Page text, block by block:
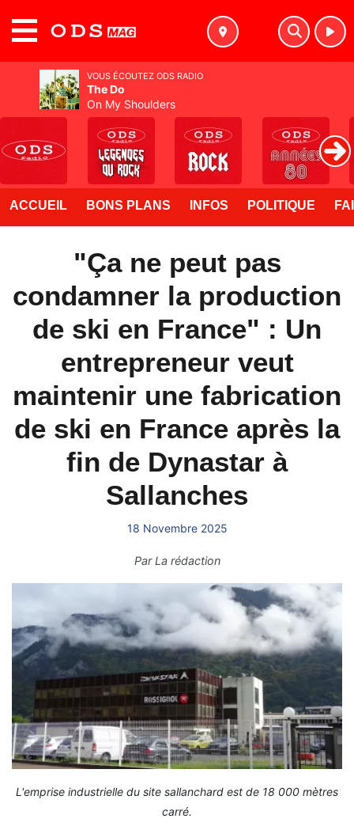
ACCUEIL BONS PLANS INFOS POLITIQUE
"Ça ne peut pas
condamner la production
de ski en France" : Un
entrepreneur veut
maintenir une fabrication
de ski en France après la
fin de Dynastar à
Sallanches
18 Novembre 2025
ParLa rédaction
L'emprise industrielle du site sallanchard est de 18 000 mètres
carré.
VOUS ÉCOUTEZ ODS RADIO
The Do
On My Shoulders